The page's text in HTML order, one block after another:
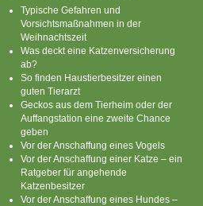
Typische Gefahren und
Vorsichtsmaßnahmen in der
Weihnachtszeit
Was deckt eine Katzenversicherung
ab?
So finden Haustierbesitzer einen
guten Tierarzt
Geckos aus dem Tierheim oder der
Auffangstation eine zweite Chance
geben
Vor der Anschaffung eines Vogels
Vor der Anschaffung einer Katze – ein
Ratgeber für angehende
Katzenbesitzer
Vor der Anschaffung eines Hundes –